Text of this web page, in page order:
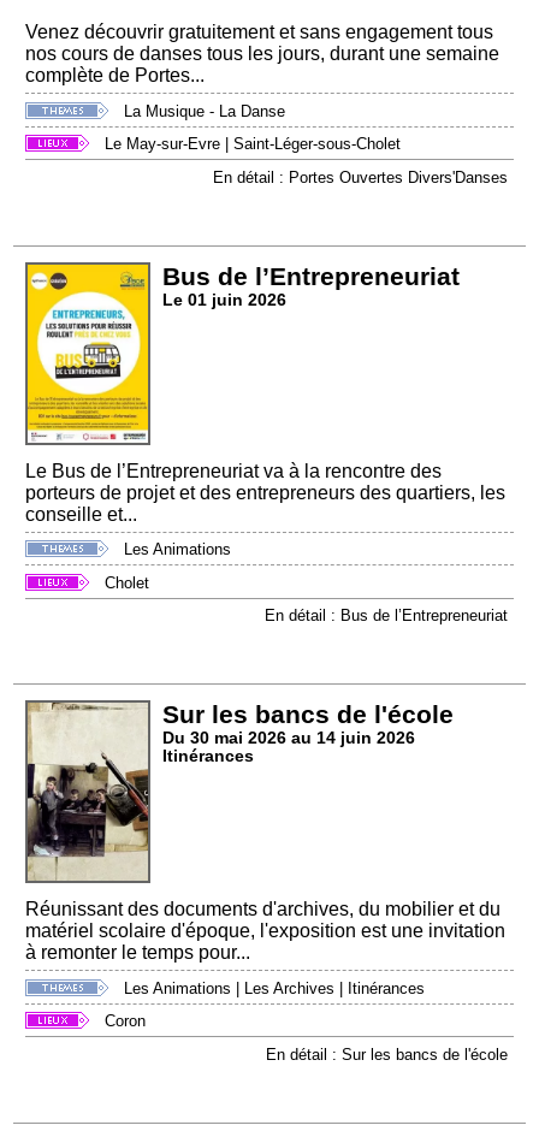
Venez découvrir gratuitement et sans engagement tous
nos cours de danses tous les jours, durant une semaine
complète de Portes...
La Musique - La Danse
Le May-sur-Evre |Saint-Léger-sous-Cholet
En détail : Portes Ouvertes Divers'Danses
Bus de l’Entrepreneuriat
Le 01 juin 2026
Le Bus de l’Entrepreneuriat va à la rencontre des
porteurs de projet et des entrepreneurs des quartiers, les
conseille et...
Les Animations
Cholet
En détail : Bus de l’Entrepreneuriat
Sur les bancs de l'école
Du 30 mai 2026 au 14 juin 2026
Itinérances
Réunissant des documents d'archives, du mobilier et du
matériel scolaire d'époque, l'exposition est une invitation
à remonter le temps pour...
Les Animations Les Archives
Itinérances
Coron
En détail : Sur les bancs de l'école